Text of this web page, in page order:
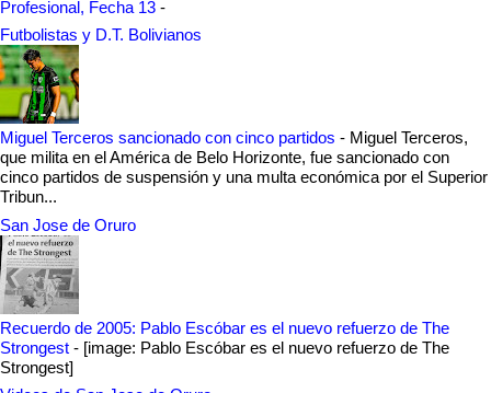
Profesional, Fecha 13 -
Futbolistas y D.T. Bolivianos
Miguel Terceros sancionado con cinco partidos - Miguel Terceros,
que milita en el América de Belo Horizonte, fue sancionado con
cinco partidos de suspensión y una multa económica por el Superior
Tribun...
San Jose de Oruro
Recuerdo de 2005: Pablo Escóbar es el nuevo refuerzo de The
Strongest - [image: Pablo Escóbar es el nuevo refuerzo de The
Strongest]